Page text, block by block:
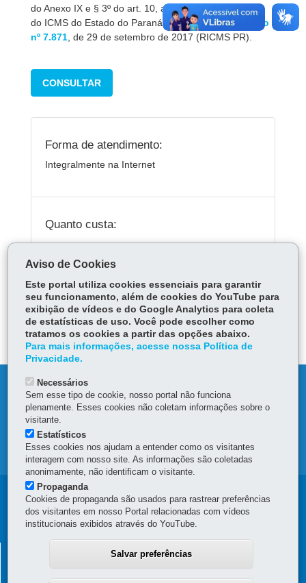
do Anexo IX e § 3º do art. 10, ambos do Regulamento
do ICMS do Estado do Paraná, aprovado peloDecreto
nº 7.871 , de 29 de setembro de 2017 (RICMS PR).
CONSULTAR
Forma de atendimento:
Integralmente na Internet
Quanto custa:
ÓRGÃO RESPONSÁVEL
DEIXE SUA OPINIÃO
MAPA DO SITE
DENUNCIE CORRUPÇÃO
Navegação
principal
SECRETARIA DA FAZENDA
Aviso de Cookies
Este portal utiliza cookies essenciais para garantir
seu funcionamento, além de cookies do YouTube para
exibição de vídeos e do Google Analytics para coleta
de estatísticas de uso. Você pode escolher como
tratamos os cookies a partir das opções abaixo.
Para mais informações, acesse nossa Política de
Privacidade.
Necessários
Sem esse tipo de cookie, nosso portal não funciona
plenamente. Esses cookies não coletam informações sobre o
visitante.
Estatísticos
Esses cookies nos ajudam a entender como os visitantes
interagem com nosso site. As informações são coletadas
anonimamente, não identificam o visitante.
Propaganda
Cookies de propaganda são usados para rastrear preferências
dos visitantes em nosso Portal relacionadas com vídeos
institucionais exibidos através do YouTube.
Salvar preferências